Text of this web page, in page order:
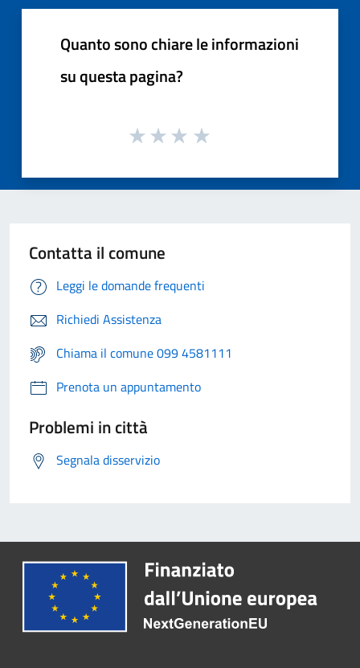
Quanto sono chiare le informazioni
su questa pagina?
Contatta il comune
Leggi le domande frequenti
Richiedi Assistenza
Chiama il comune 099 4581111
Prenota un appuntamento
Problemi in città
Segnala disservizio